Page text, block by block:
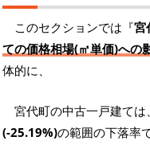
このセクションでは『宮
ての価格相場(㎡単価)への
体的に、
宮代町の中古一戸建ては、
(-25.19%)の範囲の下落率で